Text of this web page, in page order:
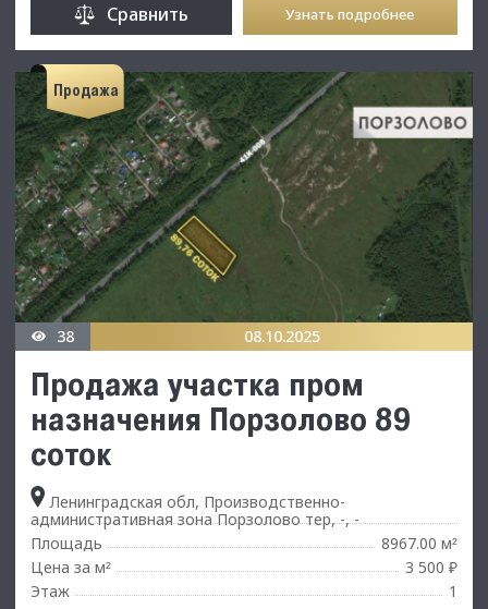
Сравнить Узнать подробнее
Продажа
38 08.10.2025
Продажа участка пром
назначения Порзолово 89
соток
Ленинградская обл, Производственно-
административная зона Порзолово тер, -, -
Площадь
8967.00 м²
Цена за м²
3 500 ₽
Этаж
1